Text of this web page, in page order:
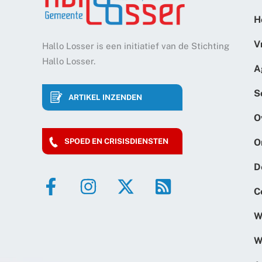
Hallo Losser is een initiatief van de Stichting
Hallo Losser.
ARTIKEL INZENDEN
SPOED EN CRISISDIENSTEN